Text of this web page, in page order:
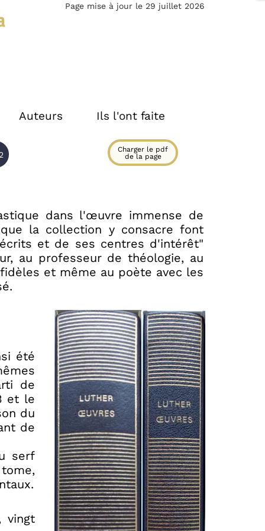
Auteurs Ils l'ont faite
Page mise à jour le 29 juillet 2026
Charger le pdf
de la page
dans l'œuvre immense de
la collection y consacre font
et de ses centres d'intérêt"
au professeur de théologie, au
et même au poète avec les
été
de
et le
du
de
serf
vingt